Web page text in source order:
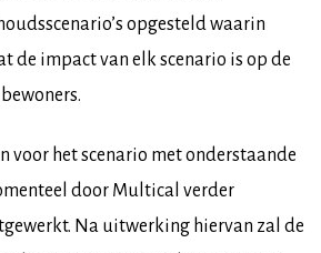
opgesteld waarin
de impact van elk scenario is op de
voor het scenario met onderstaande
door Multical verder
Na uitwerking hiervan zal de